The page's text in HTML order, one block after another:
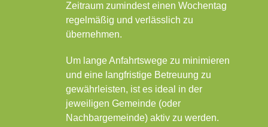
Zeitraum zumindest einen Wochentag
regelmäßig und verlässlich zu
übernehmen.
Um lange Anfahrtswege zu minimieren
und eine langfristige Betreuung zu
gewährleisten, ist es ideal in der
jeweiligen Gemeinde (oder
Nachbargemeinde) aktiv zu werden.